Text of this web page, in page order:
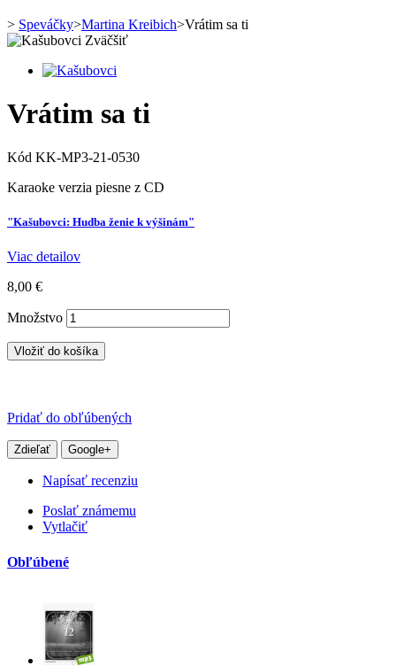
> Speváčky>Martina Kreibich>Vrátim sa ti
Zväčšiť
Vrátim sa ti
Kód KK-MP3-21-0530
Karaoke verzia piesne z CD
"Kašubovci: Hudba ženie k výšinám"
Viac detailov
8,00 €
Množstvo
Vložiť do košíka
Pridať do obľúbených
Zdieľať Google+
Napísať recenziu
Poslať známemu
Vytlačiť
Obľúbené